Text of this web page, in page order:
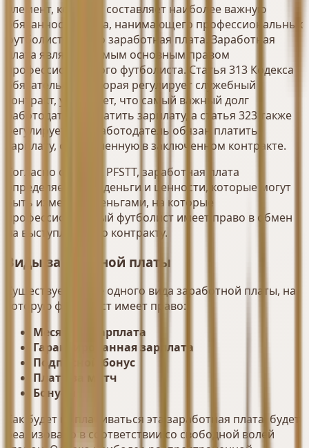
Элемент, который составляет наиболее важную
обязанность клуба, нанимающего профессиональных
футболистов, - это заработная плата. Заработная
плата является самым основным правом
профессионального футболиста. Статья 313 Кодекса
обязательств, которая регулирует служебный
контракт, указывает, что самый важный долг
работодателя - платить зарплату, а статья 323 также
регулирует, что работодатель обязан платить
зарплату, определенную в заключенном контракте.
Согласно статье 2 PFSTT, заработная плата
определяется как деньги и ценности, которые могут
быть измерены деньгами, на которые
профессиональный футболист имеет право в обмен
на выступления по контракту.
Виды заработной платы
Существует более одного вида заработной платы, на
которую футболист имеет право:
Месячная зарплата
Гарантированная зарплата
Подписной бонус
Плата за матч
Бонусы
Как будет выплачиваться эта заработная плата, будет
реализовано в соответствии со свободной волей